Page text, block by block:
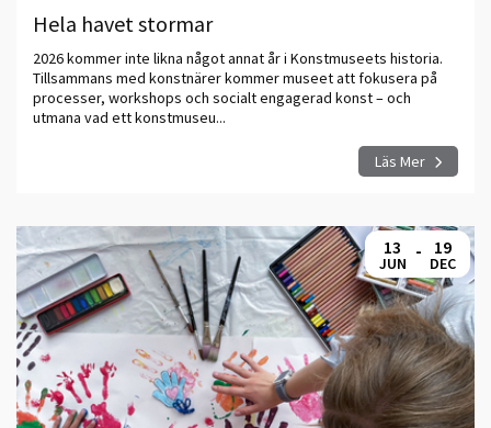
Hela havet stormar
2026 kommer inte likna något annat år i Konstmuseets historia.
Tillsammans med konstnärer kommer museet att fokusera på
processer, workshops och socialt engagerad konst – och
utmana vad ett konstmuseu...
Läs Mer
13
JUN - 19
DEC